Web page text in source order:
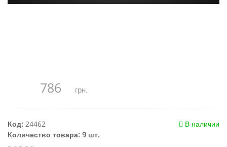
786 грн.
В наличии
Код: 24462
Количество товара: 9 шт.